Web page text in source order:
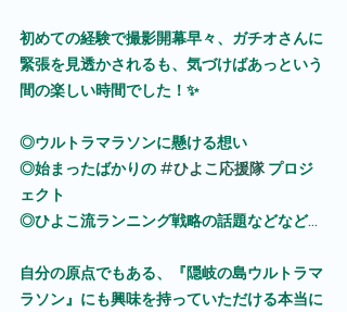
初めての経験で撮影開幕早々、ガチオさんに
緊張を見透かされるも、気づけばあっという
間の楽しい時間でした！✨
◎ウルトラマラソンに懸ける想い
◎始まったばかりの #ひよこ応援隊 プロジ
ェクト
◎ひよこ流ランニング戦略の話題などなど...
自分の原点でもある、『隠岐の島ウルトラマ
ラソン』にも興味を持っていただける本当に